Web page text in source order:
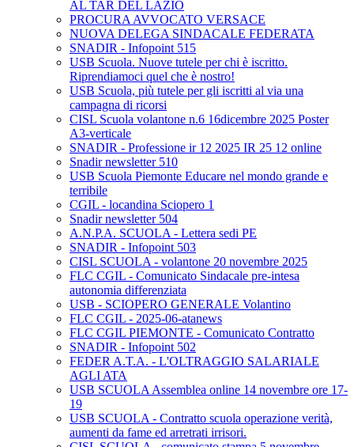
AL TAR DEL LAZIO
PROCURA AVVOCATO VERSACE
NUOVA DELEGA SINDACALE FEDERATA
SNADIR - Infopoint 515
USB Scuola. Nuove tutele per chi è iscritto.
Riprendiamoci quel che è nostro!
USB Scuola, più tutele per gli iscritti al via una
campagna di ricorsi
CISL Scuola volantone n.6 16dicembre 2025 Poster
A3-verticale
SNADIR - Professione ir 12 2025 IR 25 12 online
Snadir newsletter 510
USB Scuola Piemonte Educare nel mondo grande e
terribile
CGIL - locandina Sciopero 1
Snadir newsletter 504
A.N.P.A. SCUOLA - Lettera sedi PE
SNADIR - Infopoint 503
CISL SCUOLA - volantone 20 novembre 2025
FLC CGIL - Comunicato Sindacale pre-intesa
autonomia differenziata
USB - SCIOPERO GENERALE Volantino
FLC CGIL - 2025-06-atanews
FLC CGIL PIEMONTE - Comunicato Contratto
SNADIR - Infopoint 502
FEDER A.T.A. - L'OLTRAGGIO SALARIALE
AGLI ATA
USB SCUOLA Assemblea online 14 novembre ore 17-
19
USB SCUOLA - Contratto scuola operazione verità,
aumenti da fame ed arretrati irrisori.